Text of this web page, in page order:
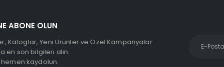
ABONE OLUN
Katoglar, Yeni Ürünler ve Özel Kampanyalar
en son bilgileri alın.
kaydolun.